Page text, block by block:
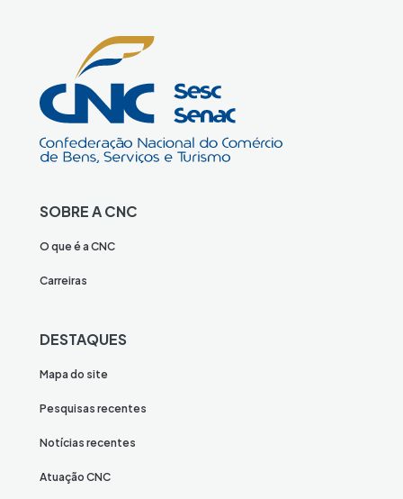
SOBRE A CNC
O que é a CNC
Carreiras
DESTAQUES
Mapa do site
Pesquisas recentes
Notícias recentes
Atuação CNC